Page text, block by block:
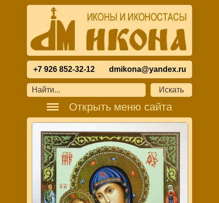
+7 926 852-32-12 dmikona@yandex.ru
Открыть меню сайта